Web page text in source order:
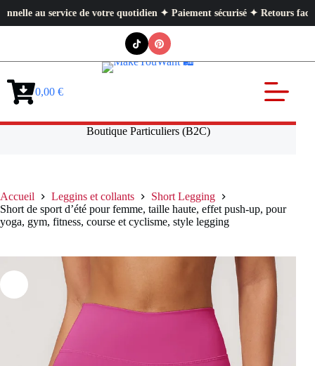
votre quotidien ✦ Paiement sécurisé ✦ Retours faciles
Panier0,00 €
Boutique Particuliers (B2C)
Accueil Leggins et collants
Short Legging
Short de sport d’été pour femme, taille haute, effet push-up, pour
yoga, gym, fitness, course et cyclisme, style legging